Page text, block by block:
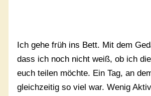
Ich gehe früh ins Bett. Mit dem
dass ich noch nicht weiß, ob ich
euch teilen möchte. Ein Tag, an
gleichzeitig so viel war. Wenig